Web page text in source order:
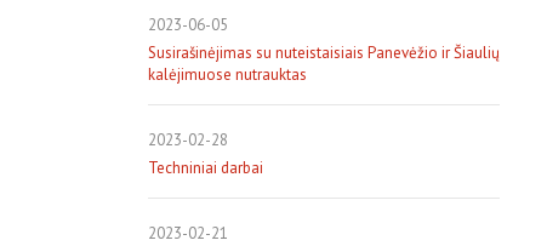
2023-06-05
Susirašinėjimas su nuteistaisiais Panevėžio ir Šiaulių
kalėjimuose nutrauktas
2023-02-28
Techniniai darbai
2023-02-21